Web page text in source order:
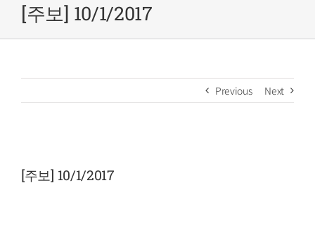
[주보] 10/1/2017
Previous Next
Larger
Image
[주보] 10/1/2017